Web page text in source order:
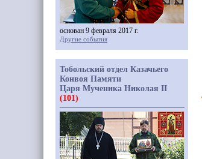
основан 9 февраля 2017 г.
Другие события
Тобольский отдел Казачьего
Конвоя Памяти
Царя Мученика Николая II
(101)